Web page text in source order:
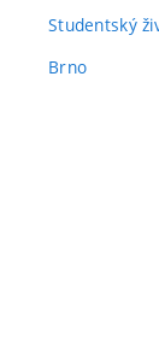
Studentský
Brno